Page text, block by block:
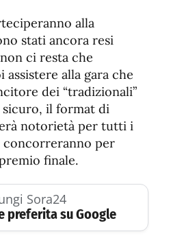
alla
stati ancora resi
ci resta che
assistere alla gara che
dei “tradizionali”
sicuro, il format di
notorietà per tutti i
per
finale.
Sora24
preferita su Google